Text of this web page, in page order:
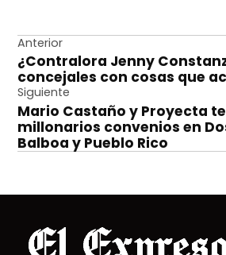
Navegación
de
entradas
Anterior
¿Contralora Jenny
concejales con cosas que
Siguiente
Mario Castaño y Proyecta
millonarios convenios en
Balboa y Pueblo Rico